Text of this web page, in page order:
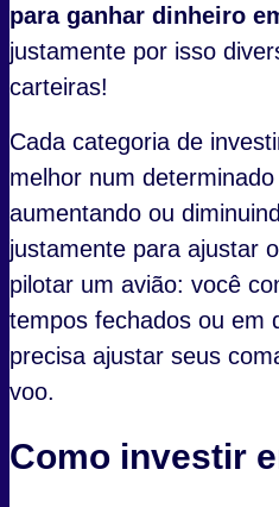
para ganhar dinheiro
justamente por isso
carteiras!
Cada categoria de
melhor num
aumentando ou
justamente para ajustar
pilotar um avião: você
tempos fechados ou em
precisa ajustar seus
voo.
Como investir